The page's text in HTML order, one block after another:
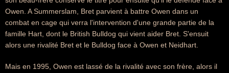
Owen. A Summerslam, Bret parvient à battre Owen dans un
combat en cage qui verra l'intervention d'une grande partie de la
famille Hart, dont le British Bulldog qui vient aider Bret. S'ensuit
alors une rivalité Bret et le Bulldog face à Owen et Neidhart.
Mais en 1995, Owen est lassé de la rivalité avec son frère, alors il